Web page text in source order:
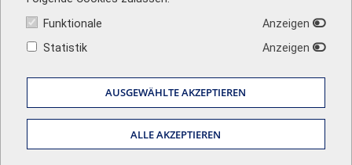
Funktionale
Anzeigen
Statistik
Anzeigen
AUSGEWÄHLTE AKZEPTIEREN
ALLE AKZEPTIEREN
82054 Sauerlach
Zentrale
+49 (0) 8104 897 0
Vertrieb
info@schweiger-group.de
Techn. Support
info@schweiger-shop.de
Sehen Sie unsere Bewertungen auf
Impressum | AGB | Datenschutz | Versandkosten | Newsletter